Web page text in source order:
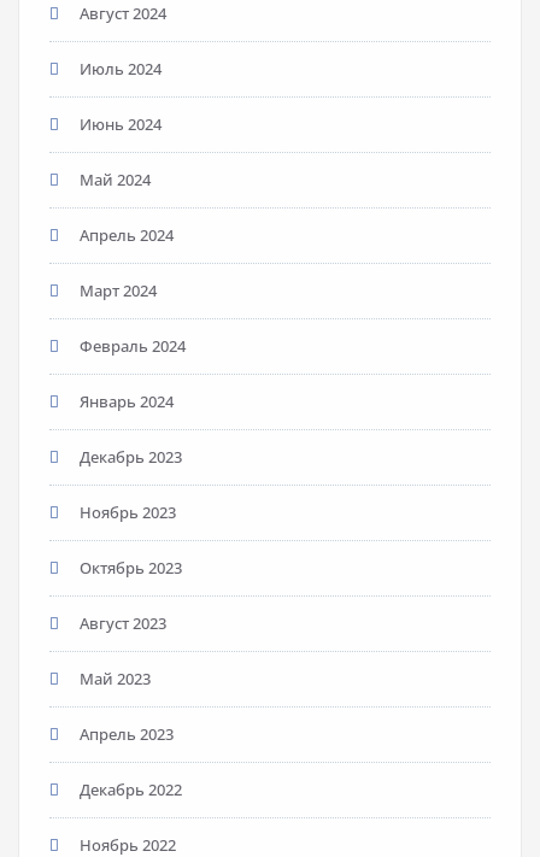
Август 2024
Июль 2024
Июнь 2024
Май 2024
Апрель 2024
Март 2024
Февраль 2024
Январь 2024
Декабрь 2023
Ноябрь 2023
Октябрь 2023
Август 2023
Май 2023
Апрель 2023
Декабрь 2022
Ноябрь 2022